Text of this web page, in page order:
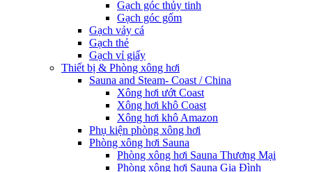
Gạch góc thủy tinh
Gạch góc gốm
Gạch vảy cá
Gạch thẻ
Gạch vỉ giấy
Thiết bị & Phòng xông hơi
Sauna and Steam- Coast / China
Xông hơi ướt Coast
Xông hơi khô Coast
Xông hơi khô Amazon
Phụ kiện phòng xông hơi
Phòng xông hơi Sauna
Phòng xông hơi Sauna Thương Mại
Phòng xông hơi Sauna Gia Đình